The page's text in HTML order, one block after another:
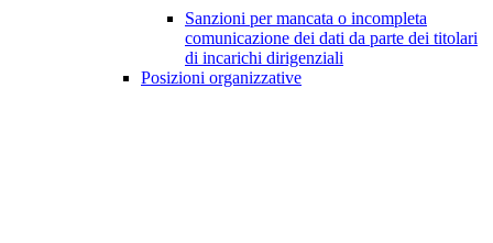
Sanzioni per mancata o incompleta
comunicazione dei dati da parte dei titolari
di incarichi dirigenziali
Posizioni organizzative